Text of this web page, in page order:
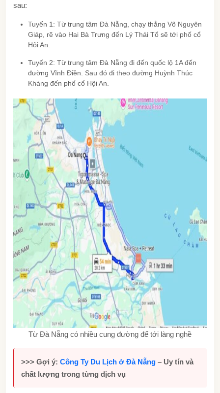
sau:
Tuyến 1: Từ trung tâm Đà Nẵng, chạy thẳng Võ Nguyên
Giáp, rẽ vào Hai Bà Trưng đến Lý Thái Tổ sẽ tới phố cổ
Hội An.
Tuyến 2: Từ trung tâm Đà Nẵng đi đến quốc lộ 1A đến
đường Vĩnh Điền. Sau đó đi theo đường Huỳnh Thúc
Kháng đến phố cổ Hội An.
Từ Đà Nẵng có nhiều cung đường để tới làng nghề
>>> Gợi ý: Công Ty Du Lịch ở Đà Nẵng – Uy tín và
chất lượng trong từng dịch vụ